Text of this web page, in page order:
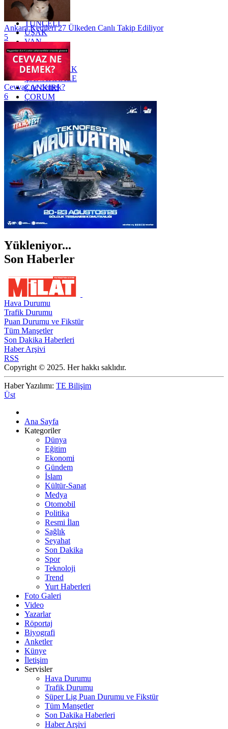
TOKAT
TRABZON
TUNCELİ
UŞAK
VAN
YALOVA
YOZGAT
ZONGULDAK
ÇANAKKALE
ÇANKIRI
ÇORUM
İSTANBUL
İZMİR
ŞANLIURFA
ŞIRNAK
Ankara Kedileri 27 Ülkeden Canlı Takip Ediliyor
5
Cevvaz ne demek?
6
Yükleniyor...
Son Haberler
Hava Durumu
Trafik Durumu
Puan Durumu ve Fikstür
Tüm Manşetler
Son Dakika Haberleri
Haber Arşivi
RSS
Copyright © 2025. Her hakkı saklıdır.
Haber Yazılımı: TE Bilişim
Üst
Ana Sayfa
Kategoriler
Dünya
Eğitim
Ekonomi
Gündem
İslam
Kültür-Sanat
Medya
Otomobil
Politika
Resmi İlan
Sağlık
Seyahat
Son Dakika
Spor
Teknoloji
Trend
Yurt Haberleri
Foto Galeri
Video
Yazarlar
Röportaj
Biyografi
Anketler
Künye
İletişim
Servisler
Hava Durumu
Trafik Durumu
Süper Lig Puan Durumu ve Fikstür
Tüm Manşetler
Son Dakika Haberleri
Haber Arşivi